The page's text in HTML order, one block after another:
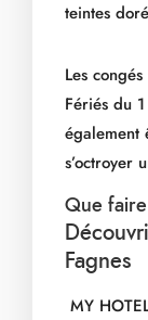
teintes
Les
Fériés du
également
s’octroyer
Que
Fagnes
MY